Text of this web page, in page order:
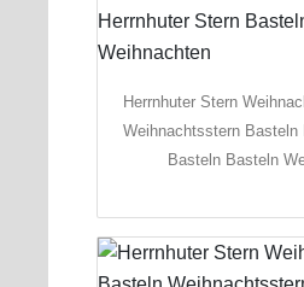
Herrnhuter Stern
Weihnachtsstern Basteln
Basteln Basteln